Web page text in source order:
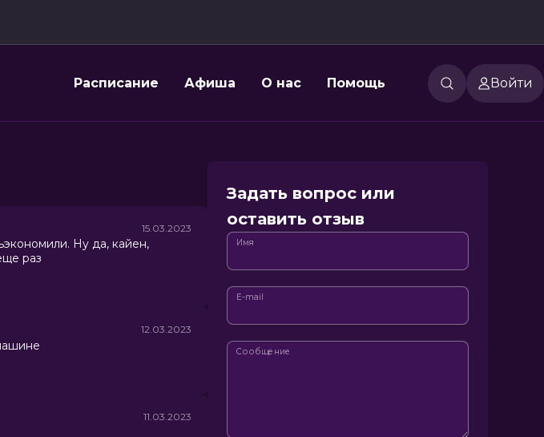
Расписание Афиша О нас Помощь Войти
15.03.2023
Ну да, кайен,
раз
12.03.2023
11.03.2023
Задать вопрос или
оставить отзыв
Имя
E-mail
Сообщение